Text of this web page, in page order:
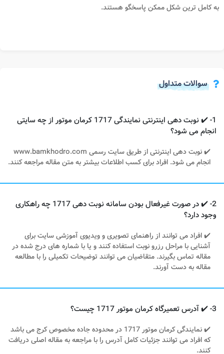
به کامل ترین شکل ممکن پاسخگو هستند.
سوالات متداول
1- ✔️ نوبت دهی اینترنتی نمایندگی 1717 کرمان موتور از چه سایتی
انجام می شود؟
✔️ نوبت دهی اینترنتی از طریق سایت رسمی www.bamkhodro.com
انجام می شود. افراد برای کسب اطلاعات بیشتر به متن مقاله مراجعه کنند.
2- ✔️ در صورت غیرفعال بودن سامانه نوبت دهی 1717 چه راهکاری
وجود دارد؟
✔️ افراد می توانند از راهنمای تصویری و ویدیوی آموزشی سایت برای
آشنایی با مراحل رزرو نوبت استفاده کنند و یا با شماره های درج شده در
مقاله تماس بگیرند. متقاضیان می توانند توضیحات تکمیلی را با مطالعه
مقاله به دست آورند.
3- ✔️ آدرس تعمیرگاه کرمان موتور 1717 چیست؟
✔️ نمایندگی کرمان موتور 1717 در محدوده جاده مخصوص کرج می باشد
که افراد می توانند جزئیات کامل آدرس را با مراجعه به مقاله اصلی دریافت
کنند.